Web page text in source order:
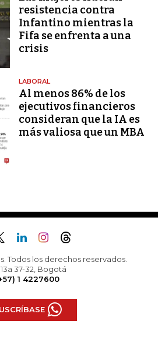
resistencia contra
Infantino mientras la
Fifa se enfrenta a una
crisis
LABORAL
Al menos 86% de los
ejecutivos financieros
consideran que la IA es
más valiosa que un MBA
Todos los derechos reservados.
37-32, Bogotá
1 4227600